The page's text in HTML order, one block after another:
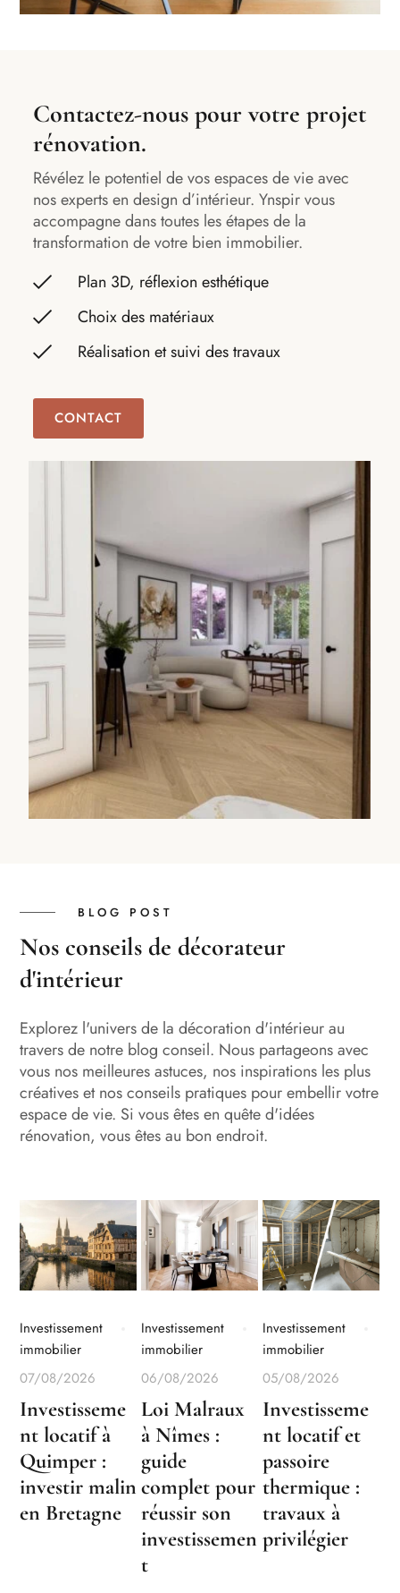
Contactez-nous pour votre projet
rénovation.
Révélez le potentiel de vos espaces de vie avec
nos experts en design d’intérieur. Ynspir vous
accompagne dans toutes les étapes de la
transformation de votre bien immobilier.
Plan 3D, réflexion esthétique
Choix des matériaux
Réalisation et suivi des travaux
CONTACT
BLOG POST
Nos conseils de décorateur
d'intérieur
Explorez l'univers de la décoration d'intérieur au
travers de notre blog conseil. Nous partageons avec
vous nos meilleures astuces, nos inspirations les plus
créatives et nos conseils pratiques pour embellir votre
espace de vie. Si vous êtes en quête d'idées
rénovation, vous êtes au bon endroit.
Investissement
immobilier
07/08/2026
Investisseme
nt locatif à
Quimper :
investir malin
en Bretagne
Investissement
immobilier
06/08/2026
Loi Malraux
à Nîmes :
guide
complet pour
réussir son
investissemen
t
Investissement
immobilier
05/08/2026
Investisseme
nt locatif et
passoire
thermique :
travaux à
privilégier